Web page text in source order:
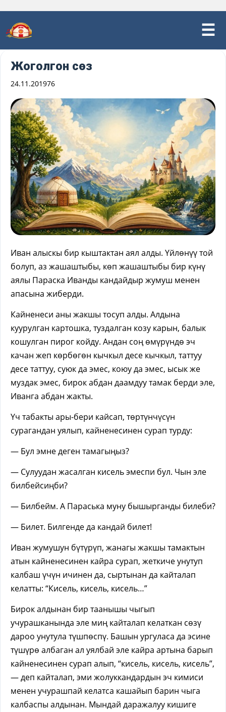
Жоголгон сөз
24.11.201976
Иван алыскы бир кыштактан аял алды. Үйлөнүү той
болуп, аз жашаштыбы, көп жашаштыбы бир күнү
аялы Параска Иванды кандайдыр жумуш менен
апасына жиберди.
Кайненеси аны жакшы тосуп алды. Алдына
куурулган картошка, туздалган козу карын, балык
кошулган пирог койду. Андан соң өмүрүндө эч
качан жеп көрбөгөн кычкыл десе кычкыл, таттуу
десе таттуу, суюк да эмес, коюу да эмес, ысык же
муздак эмес, бирок абдан даамдуу тамак берди эле,
Иванга абдан жакты.
Үч табакты ары-бери кайсап, төртүнчүсүн
сурагандан уялып, кайненесинен сурап турду:
— Бул эмне деген тамагыңыз?
— Сулуудан жасалган кисель эмеспи бул. Чын эле
билбейсиңби?
— Билбейм. А Параська муну бышырганды билеби?
— Билет. Билгенде да кандай билет!
Иван жумушун бүтүрүп, жанагы жакшы тамактын
атын кайненесинен кайра сурап, жеткиче унутуп
калбаш үчүн ичинен да, сыртынан да кайталап
келатты: “Кисель, кисель, кисель…”
Бирок алдынан бир таанышы чыгып
учурашканында эле миң кайталап келаткан сөзү
дароо унутула түшпөспү. Башын ургуласа да эсине
түшүрө албаган ал уялбай эле кайра артына барып
кайненесинен сурап алып, “кисель, кисель, кисель”,
— деп кайталап, эми жолуккандардын эч кимиси
менен учурашпай келатса кашайып барин чыга
калбаспы алдынан. Мындай даражалуу кишиге